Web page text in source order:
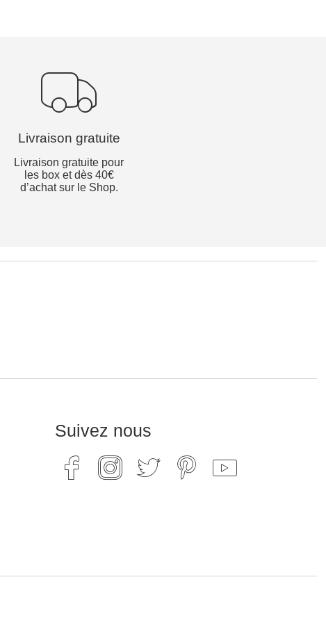
Livraison gratuite
Livraison gratuite pour
les box et dès 40€
d’achat sur le Shop.
Suivez nous